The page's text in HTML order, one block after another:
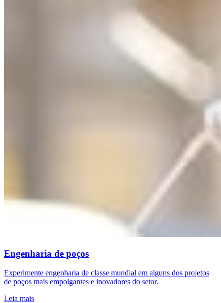
Engenharia de poços
Experimente engenharia de classe mundial em alguns dos projetos
de poços mais empolgantes e inovadores do setor.
Leia mais